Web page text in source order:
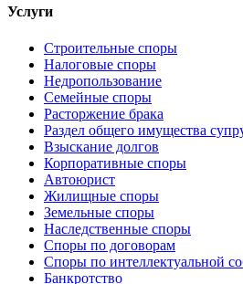
Услуги
Строительные споры
Налоговые споры
Недропользование
Семейные споры
Расторжение брака
Раздел общего имущества
Взыскание долгов
Корпоративные споры
Автоюрист
Жилищные споры
Земельные споры
Наследственные споры
Споры по договорам
Споры по интеллектуальной
Банкротство